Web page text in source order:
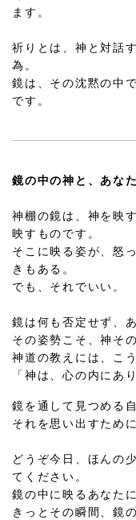
ます。
祈りとは、神と対話
為。
鏡は、その沈黙の中
です。
鏡の中の神と、あな
神棚の鏡は、神を映
映すものです。
そこに映る姿が、怒
きもある。
でも、それでいい。
鏡は何も否定せず、
その姿勢こそ、神そ
神道の教えには、こ
「神は、心の内にあ
鏡を通して見つめる
それを思い出すため
どうぞ今日、ほんの
てください。
鏡の中に映るあなた
きっとその瞬間、鏡